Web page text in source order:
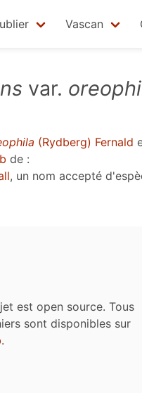
Vascan
var.
(Rydberg) Fernald
de :
, un nom accepté
est open source. Tous
sont disponibles sur
.